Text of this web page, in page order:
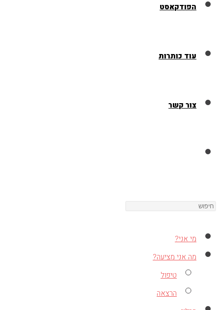
הפודקאסט
עוד כותרות
צור קשר
מי אני?
מה אני מציעה?
טיפול
הרצאה